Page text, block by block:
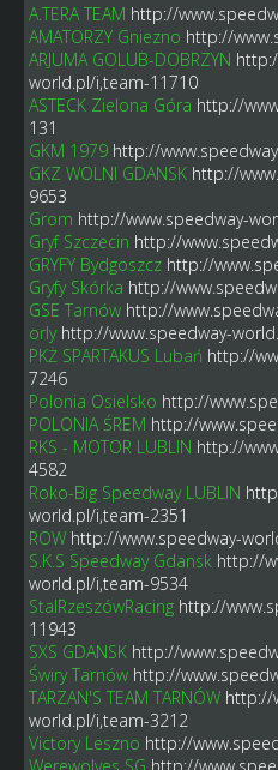
A.TERA TEAM http://
AMATORZY Gniezno http://
ARJUMA GOLUB-DOBRZYN
world.pl/i,team-11710
ASTECK Zielona Góra http://
131
GKM 1979 http://
GKZ WOLNI GDANSK http://
9653
Grom http://www.speedway-
Gryf Szczecin http://
GRYFY Bydgoszcz http://
Gryfy Skórka http://
GSE Tarnów http://
orly http://www.speedway-
PKŻ SPARTAKUS Lubań http://
7246
Polonia Osielsko http://
POLONIA ŚREM http://
RKS - MOTOR LUBLIN http://
4582
Roko-Big Speedway LUBLIN
world.pl/i,team-2351
ROW http://www.speedway-
S.K.S Speedway Gdansk http://
world.pl/i,team-9534
StalRzeszówRacing http://
11943
SXS GDANSK http://
Świry Tarnów http://
TARZAN'S TEAM TARNÓW http://
world.pl/i,team-3212
Victory Leszno http://